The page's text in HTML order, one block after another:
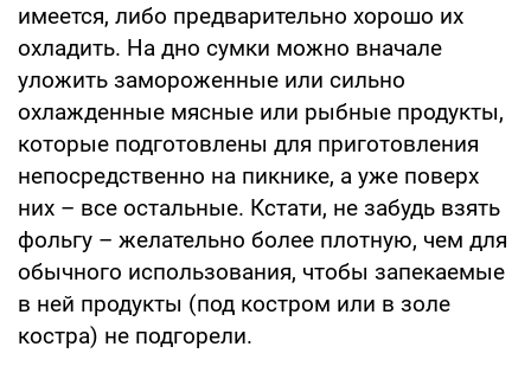
имеется, либо предварительно хорошо их
охладить. На дно сумки можно вначале
уложить замороженные или сильно
охлажденные мясные или рыбные продукты,
которые подготовлены для приготовления
непосредственно на пикнике, а уже поверх
них – все остальные. Кстати, не забудь взять
фольгу – желательно более плотную, чем для
обычного использования, чтобы запекаемые
в ней продукты (под костром или в золе
костра) не подгорели.